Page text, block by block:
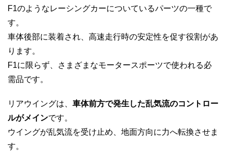
F1のようなレーシングカーについているパーツの一種で
す。
車体後部に装着され、高速走行時の安定性を促す役割があ
ります。
F1に限らず、さまざまなモータースポーツで使われる必
需品です。
リアウイングは、 車体前方で発生した乱気流のコントロー
ルがメインです。
ウイングが乱気流を受け止め、地面方向に力へ転換させま
す。